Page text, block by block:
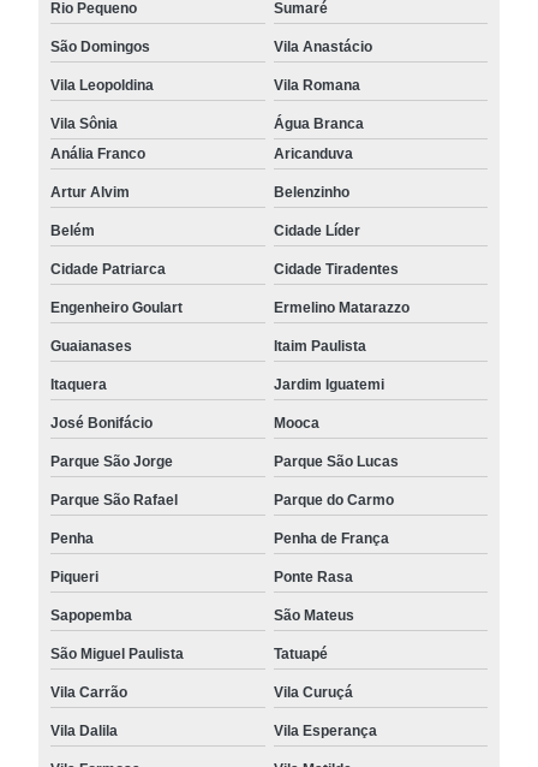
Rio Pequeno Sumaré
São Domingos Vila Anastácio
Vila Leopoldina Vila Romana
Vila Sônia
Água Branca
Anália Franco
Aricanduva
Artur Alvim Belenzinho
Belém Cidade Líder
Cidade Patriarca Cidade Tiradentes
Engenheiro Goulart Ermelino Matarazzo
Guaianases Itaim Paulista
Itaquera Jardim Iguatemi
José Bonifácio Mooca
Parque São Jorge Parque São Lucas
Parque São Rafael Parque do Carmo
Penha Penha de França
Piqueri Ponte Rasa
Sapopemba São Mateus
São Miguel Paulista Tatuapé
Vila Carrão Vila Curuçá
Vila Dalila Vila Esperança